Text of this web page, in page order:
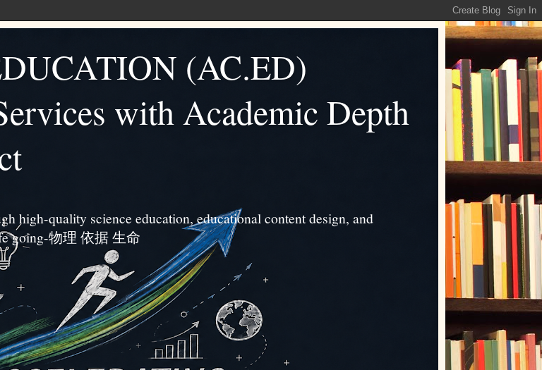
(AC.ED)
with Academic Depth
high-quality science education, educational content design, and
going-物理 依据 生命